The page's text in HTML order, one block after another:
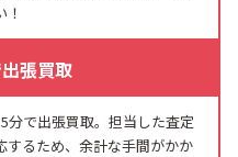
張買取
分で出張買取。担当した査定
るため、余計な手間がかか